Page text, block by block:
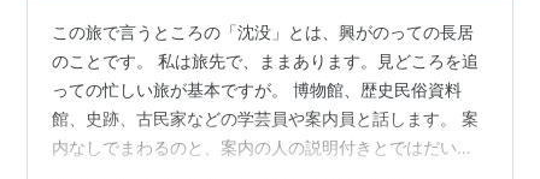
この旅で言うところの「沈没」とは、興がのっての長居
のことです。 私は旅先で、ままあります。見どころを追
っての忙しい旅が基本ですが。 博物館、歴史民俗資料
館、史跡、古民家などの学芸員や案内員と話します。 案
内なしでまわるのと、案内の人の説明付きとではだいぶ